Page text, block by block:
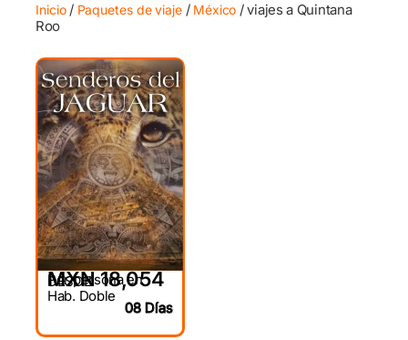
Inicio/ Paquetes de viaje/ México / viajes a Quintana
Roo
DESDE
MXN 18,054
Por persona en
Hab. Doble
08 Días